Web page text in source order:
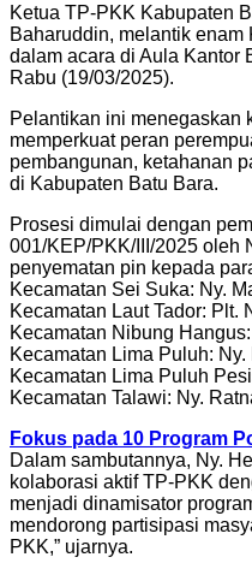
Ketua TP-PKK Kabupaten
Baharuddin, melantik
dalam acara di Aula Kantor
Rabu (19/03/2025).
Pelantikan ini menegaskan
memperkuat peran
pembangunan, ketahanan
di Kabupaten Batu Bara.
Prosesi dimulai dengan
001/KEP/PKK/III/2025 oleh
penyematan pin kepada
Kecamatan Sei Suka: Ny.
Kecamatan Laut Tador: Plt.
Kecamatan Nibung
Kecamatan Lima Puluh:
Kecamatan Lima Puluh
Kecamatan Talawi: Ny.
Fokus pada 10 Program
Dalam sambutannya, Ny.
kolaborasi aktif TP-PKK
menjadi dinamisator
mendorong partisipasi
PKK,” ujarnya.